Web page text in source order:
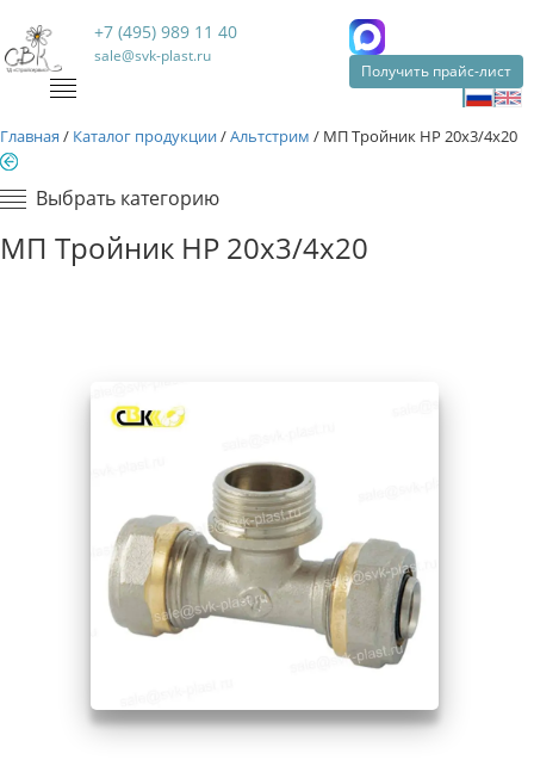
+7 (495) 989 11 40
sale@svk-plast.ru
Получить прайс-лист
Главная / Каталог продукции/Альтстрим / МП Тройник НР 20х3/4х20
Выбрать категорию
МП Тройник НР 20х3/4х20